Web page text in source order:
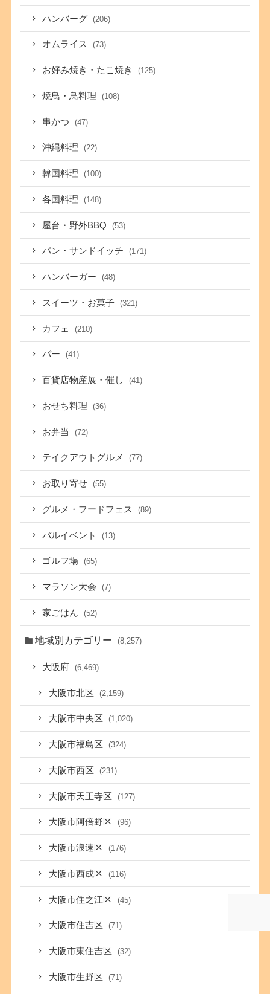
ハンバーグ (206)
オムライス (73)
お好み焼き・たこ焼き (125)
焼鳥・鳥料理 (108)
串かつ (47)
沖縄料理 (22)
韓国料理 (100)
各国料理 (148)
屋台・野外BBQ (53)
パン・サンドイッチ (171)
ハンバーガー (48)
スイーツ・お菓子 (321)
カフェ (210)
バー (41)
百貨店物産展・催し (41)
おせち料理 (36)
お弁当 (72)
テイクアウトグルメ (77)
お取り寄せ (55)
グルメ・フードフェス (89)
バルイベント (13)
ゴルフ場 (65)
マラソン大会 (7)
家ごはん (52)
地域別カテゴリー (8,257)
大阪府 (6,469)
大阪市北区 (2,159)
大阪市中央区 (1,020)
大阪市福島区 (324)
大阪市西区 (231)
大阪市天王寺区 (127)
大阪市阿倍野区 (96)
大阪市浪速区 (176)
大阪市西成区 (116)
大阪市住之江区 (45)
大阪市住吉区 (71)
大阪市東住吉区 (32)
大阪市生野区 (71)